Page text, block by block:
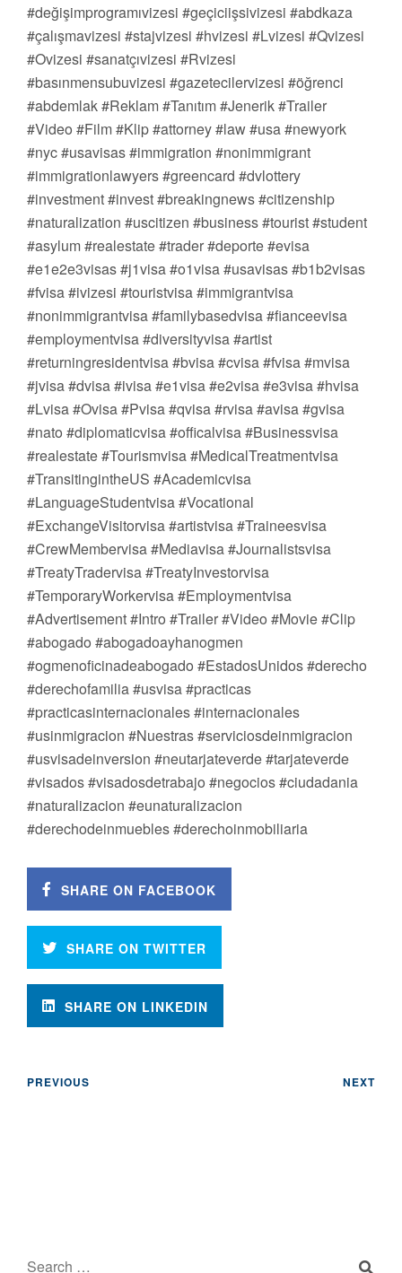
#değişimprogramıvizesi #geçiciişsivizesi #abdkaza
#çalışmavizesi #stajvizesi #hvizesi #Lvizesi #Qvizesi
#Ovizesi #sanatçıvizesi #Rvizesi
#basınmensubuvizesi #gazetecilervizesi #öğrenci
#abdemlak #Reklam #Tanıtım #Jenerik #Trailer
#Video #Film #Klip #attorney #law #usa #newyork
#nyc #usavisas #immigration #nonimmigrant
#immigrationlawyers #greencard #dvlottery
#investment #invest #breakingnews #citizenship
#naturalization #uscitizen #business #tourist #student
#asylum #realestate #trader #deporte #evisa
#e1e2e3visas #j1visa #o1visa #usavisas #b1b2visas
#fvisa #ivizesi #touristvisa #immigrantvisa
#nonimmigrantvisa #familybasedvisa #fianceevisa
#employmentvisa #diversityvisa #artist
#returningresidentvisa #bvisa #cvisa #fvisa #mvisa
#jvisa #dvisa #ivisa #e1visa #e2visa #e3visa #hvisa
#Lvisa #Ovisa #Pvisa #qvisa #rvisa #avisa #gvisa
#nato #diplomaticvisa #officalvisa #Businessvisa
#realestate #Tourismvisa #MedicalTreatmentvisa
#TransitingintheUS #Academicvisa
#LanguageStudentvisa #Vocational
#ExchangeVisitorvisa #artistvisa #Traineesvisa
#CrewMembervisa #Mediavisa #Journalistsvisa
#TreatyTradervisa #TreatyInvestorvisa
#TemporaryWorkervisa #Employmentvisa
#Advertisement #Intro #Trailer #Video #Movie #Clip
#abogado #abogadoayhanogmen
#ogmenoficinadeabogado #EstadosUnidos #derecho
#derechofamilia #usvisa #practicas
#practicasinternacionales #internacionales
#usinmigracion #Nuestras #serviciosdeinmigracion
#usvisadeinversion #neutarjateverde #tarjateverde
#visados #visadosdetrabajo #negocios #ciudadania
#naturalizacion #eunaturalizacion
#derechodeinmuebles #derechoinmobiliaria
SHARE ON FACEBOOK
SHARE ON TWITTER
SHARE ON LINKEDIN
PREVIOUS NEXT